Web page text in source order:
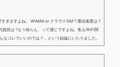
ぎますよね。 WiMAX or クラウドSIM ? 通信速度は ?
負担は ?もう知らん、って感じですよね。私もWiFi関
コレでいいのでは？」という結論にいたりました。
どれがいいのか分からない」と言う人向けに【最終
視点で「90％の人はこれだけでいいやん」というも